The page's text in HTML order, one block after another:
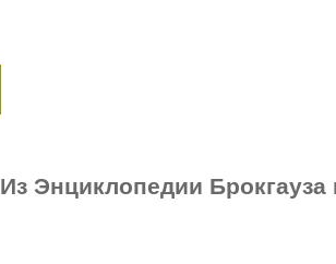
Из Энциклопедии